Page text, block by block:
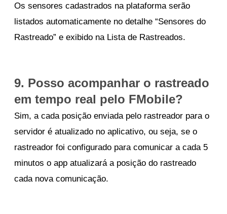
Os sensores cadastrados na plataforma serão
listados automaticamente no detalhe “Sensores do
Rastreado” e exibido na Lista de Rastreados.
9. Posso acompanhar o rastreado
em tempo real pelo FMobile?
Sim, a cada posição enviada pelo rastreador para o
servidor é atualizado no aplicativo, ou seja, se o
rastreador foi configurado para comunicar a cada 5
minutos o app atualizará a posição do rastreado
cada nova comunicação.